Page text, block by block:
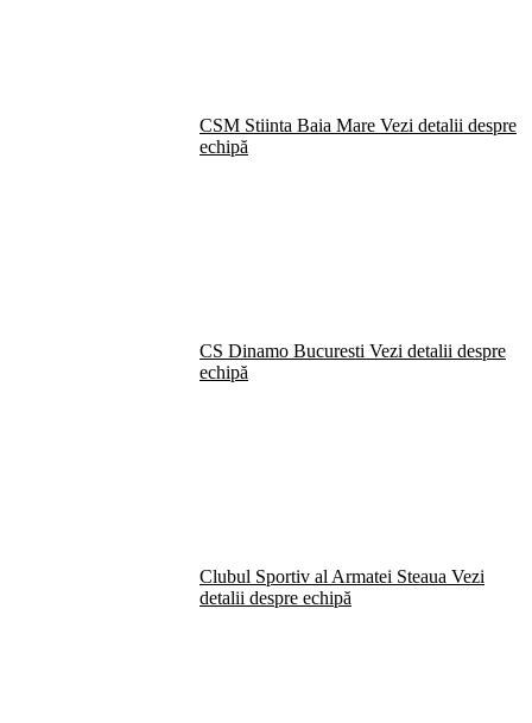
CSM Stiinta Baia Mare Vezi detalii despre
echipă
CS Dinamo Bucuresti Vezi detalii despre
echipă
Clubul Sportiv al Armatei Steaua Vezi
detalii despre echipă